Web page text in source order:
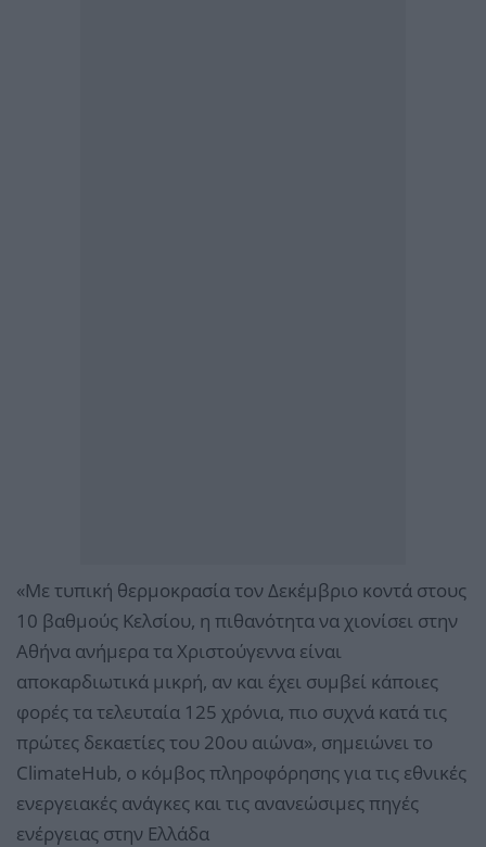
«Με τυπική θερμοκρασία τον Δεκέμβριο κοντά στους
10 βαθμούς Κελσίου, η πιθανότητα να χιονίσει στην
Αθήνα ανήμερα τα Χριστούγεννα είναι
αποκαρδιωτικά μικρή, αν και έχει συμβεί κάποιες
φορές τα τελευταία 125 χρόνια, πιο συχνά κατά τις
πρώτες δεκαετίες του 20ου αιώνα», σημειώνει το
ClimateHub, ο κόμβος πληροφόρησης για τις εθνικές
ενεργειακές ανάγκες και τις ανανεώσιμες πηγές
ενέργειας στην Ελλάδα